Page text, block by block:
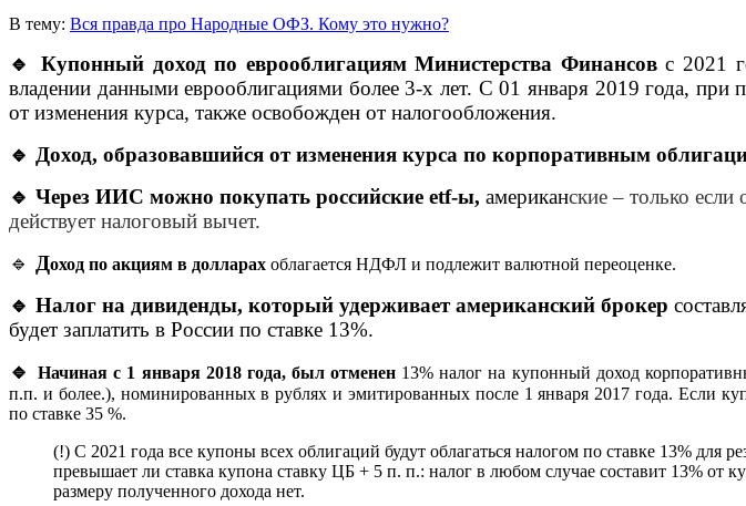
В тему: Вся правда про Народные ОФЗ. Кому это нужно?
🔹 Купонный доход по еврооблигациям Министерства Финансовс 2021
владении данными еврооблигациями более 3-х лет. С 01 января 2019 года,
от изменения курса, также освобожден от налогообложения.
🔹 Доход, образовавшийся от изменения курса по корпоративным
🔹 Через ИИС можно покупать российские etf-ы, американские– только
действует налоговый вычет.
🔹 Доход по акциям в долларах облагается НДФЛ и подлежит валютной переоценке.
🔹 Налог на дивиденды, который удерживает американский брокер
будет заплатить в России по ставке 13%.
🔹Начиная с 1 января 2018 года, был отменен 13% налог на купонный доход
п.п. и более.), номинированных в рублях и эмитированных после 1 января 2017 года. Если
по ставке 35 %.
(!) С 2021 года все купоны всех облигаций будут облагаться налогом по ставке 13% для
превышает ли ставка купона ставку ЦБ + 5 п. п.: налог в любом случае составит 13% от
размеру полученного дохода нет.